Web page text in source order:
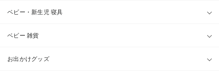
ベビー・新生児 寝具
ベビー 雑貨
お出かけグッズ